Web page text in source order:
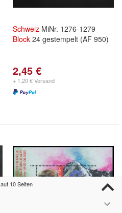
Schweiz MiNr. 1276-1279
Block 24 gestempelt (AF 950)
2,45 €
+ 1,20 € Versand
auf 10 Seiten